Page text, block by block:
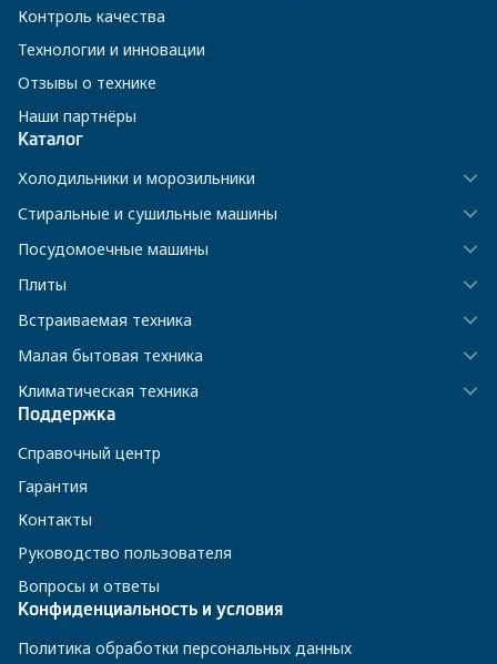
Контроль качества
Технологии и инновации
Отзывы о технике
Наши партнёры
Каталог
Холодильники и морозильники
Стиральные и сушильные машины
Посудомоечные машины
Плиты
Встраиваемая техника
Малая бытовая техника
Климатическая техника
Поддержка
Справочный центр
Гарантия
Контакты
Руководство пользователя
Вопросы и ответы
Конфиденциальность и условия
Политика обработки персональных данных